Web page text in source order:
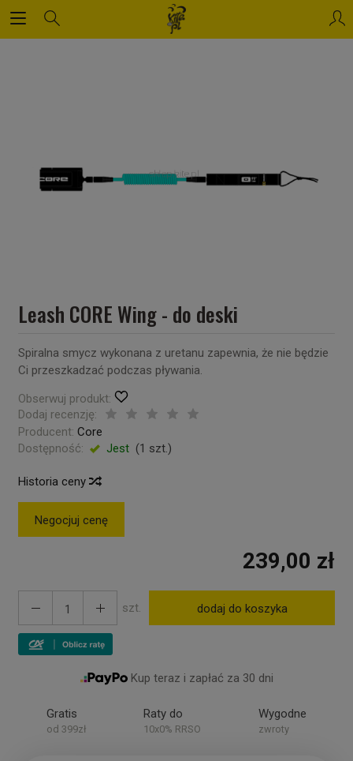
Leash CORE Wing - do deski
Spiralna smycz wykonana z uretanu zapewnia, że nie będzie
Ci przeszkadzać podczas pływania.
Obserwuj produkt:
Dodaj recenzję:
Producent: Core
Dostępność:
Jest (1 szt.)
Historia ceny
Negocjuj cenę
239,00 zł
szt. dodaj do koszyka
Kup teraz i zapłać za 30 dni
Gratis
od 399zł
Raty do
10x0% RRSO
Wygodne
zwroty